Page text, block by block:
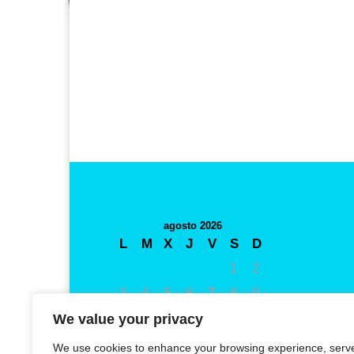
We value your privacy
We use cookies to enhance your browsing experience,
agosto 2026
L M X J V S
D
1
2
3
4 5 6 7 8
9
10 11 12 13
17
21